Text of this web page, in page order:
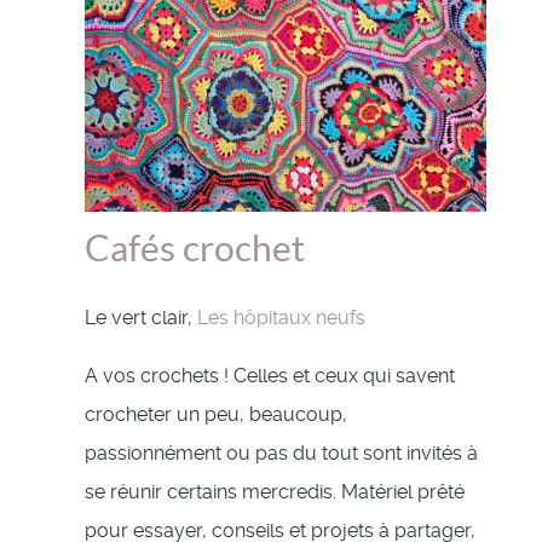
Cafés crochet
Le vert clair, Les hôpitaux neufs
A vos crochets ! Celles et ceux qui savent
crocheter un peu, beaucoup,
passionnément ou pas du tout sont invités à
se réunir certains mercredis. Matériel prêté
pour essayer, conseils et projets à partager,